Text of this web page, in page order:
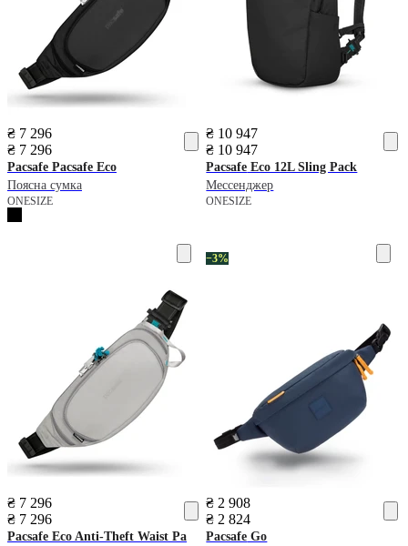
₴ 7 296
₴ 7 296
Pacsafe Pacsafe Eco
Поясна сумка
ONESIZE
₴ 10 947
₴ 10 947
Pacsafe Eco 12L Sling Pack
Мессенджер
ONESIZE
₴ 7 296
₴ 7 296
Pacsafe Eco Anti-Theft Waist Pa
−3%
₴ 2 908
₴ 2 824
Pacsafe Go